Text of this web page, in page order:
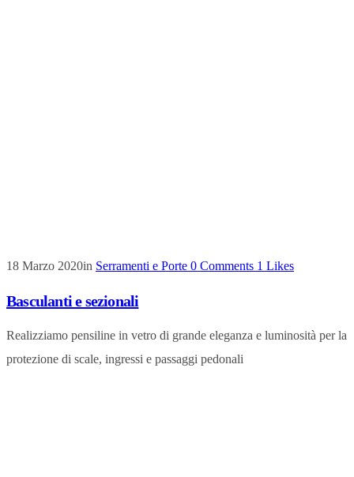
18 Marzo 2020in Serramenti e Porte 0 Comments 1 Likes
Basculanti e sezionali
Realizziamo pensiline in vetro di grande eleganza e luminosità per la
protezione di scale, ingressi e passaggi pedonali